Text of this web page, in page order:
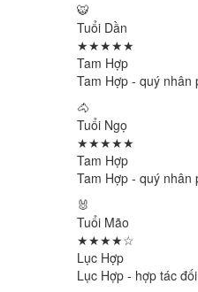
🐯
Tuổi Dần
★★★★★
Tam Hợp
Tam Hợp - quý nhân
🐴
Tuổi Ngọ
★★★★★
Tam Hợp
Tam Hợp - quý nhân
🐰
Tuổi Mão
★★★★☆
Lục Hợp
Lục Hợp - hợp tác